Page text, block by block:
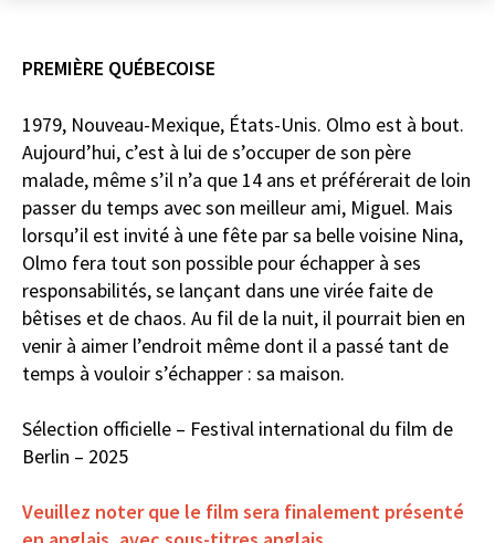
PREMIÈRE QUÉBECOISE
1979, Nouveau-Mexique, États-Unis. Olmo est à bout.
Aujourd’hui, c’est à lui de s’occuper de son père
malade, même s’il n’a que 14 ans et préférerait de loin
passer du temps avec son meilleur ami, Miguel. Mais
lorsqu’il est invité à une fête par sa belle voisine Nina,
Olmo fera tout son possible pour échapper à ses
responsabilités, se lançant dans une virée faite de
bêtises et de chaos. Au fil de la nuit, il pourrait bien en
venir à aimer l’endroit même dont il a passé tant de
temps à vouloir s’échapper : sa maison.
Sélection officielle – Festival international du film de
Berlin – 2025
Veuillez noter que le film sera finalement présenté